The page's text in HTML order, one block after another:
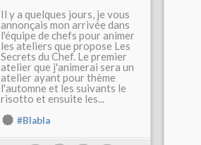
Il y a quelques jours, je vous
annonçais mon arrivée dans
l'équipe de chefs pour animer
les ateliers que propose Les
Secrets du Chef. Le premier
atelier que j'animerai sera un
atelier ayant pour thème
l'automne et les suivants le
risotto et ensuite les...
#Blabla